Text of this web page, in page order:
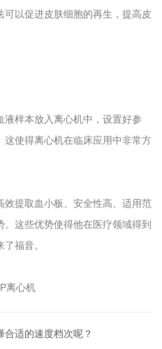
以促进皮肤细胞的再生，提高皮
样本放入离心机中，设置好参
使得离心机在临床应用中非常方
提取血小板、安全性高、适用范
这些优势使得他在医疗领域得到
福音。
合适的速度档次呢？